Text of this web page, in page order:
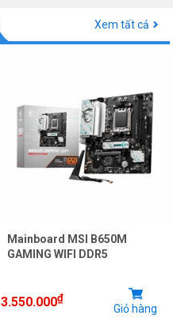
Xem tất cả
Mainboard MSI B650M
GAMING WIFI DDR5
3.550.000₫
Giỏ hàng